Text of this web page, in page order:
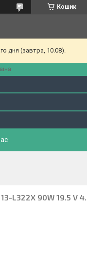
Кошик
дня (завтра, 10.08).
L322X 90W 19.5 V